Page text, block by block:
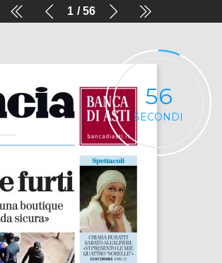
1 56
56
SECONDI